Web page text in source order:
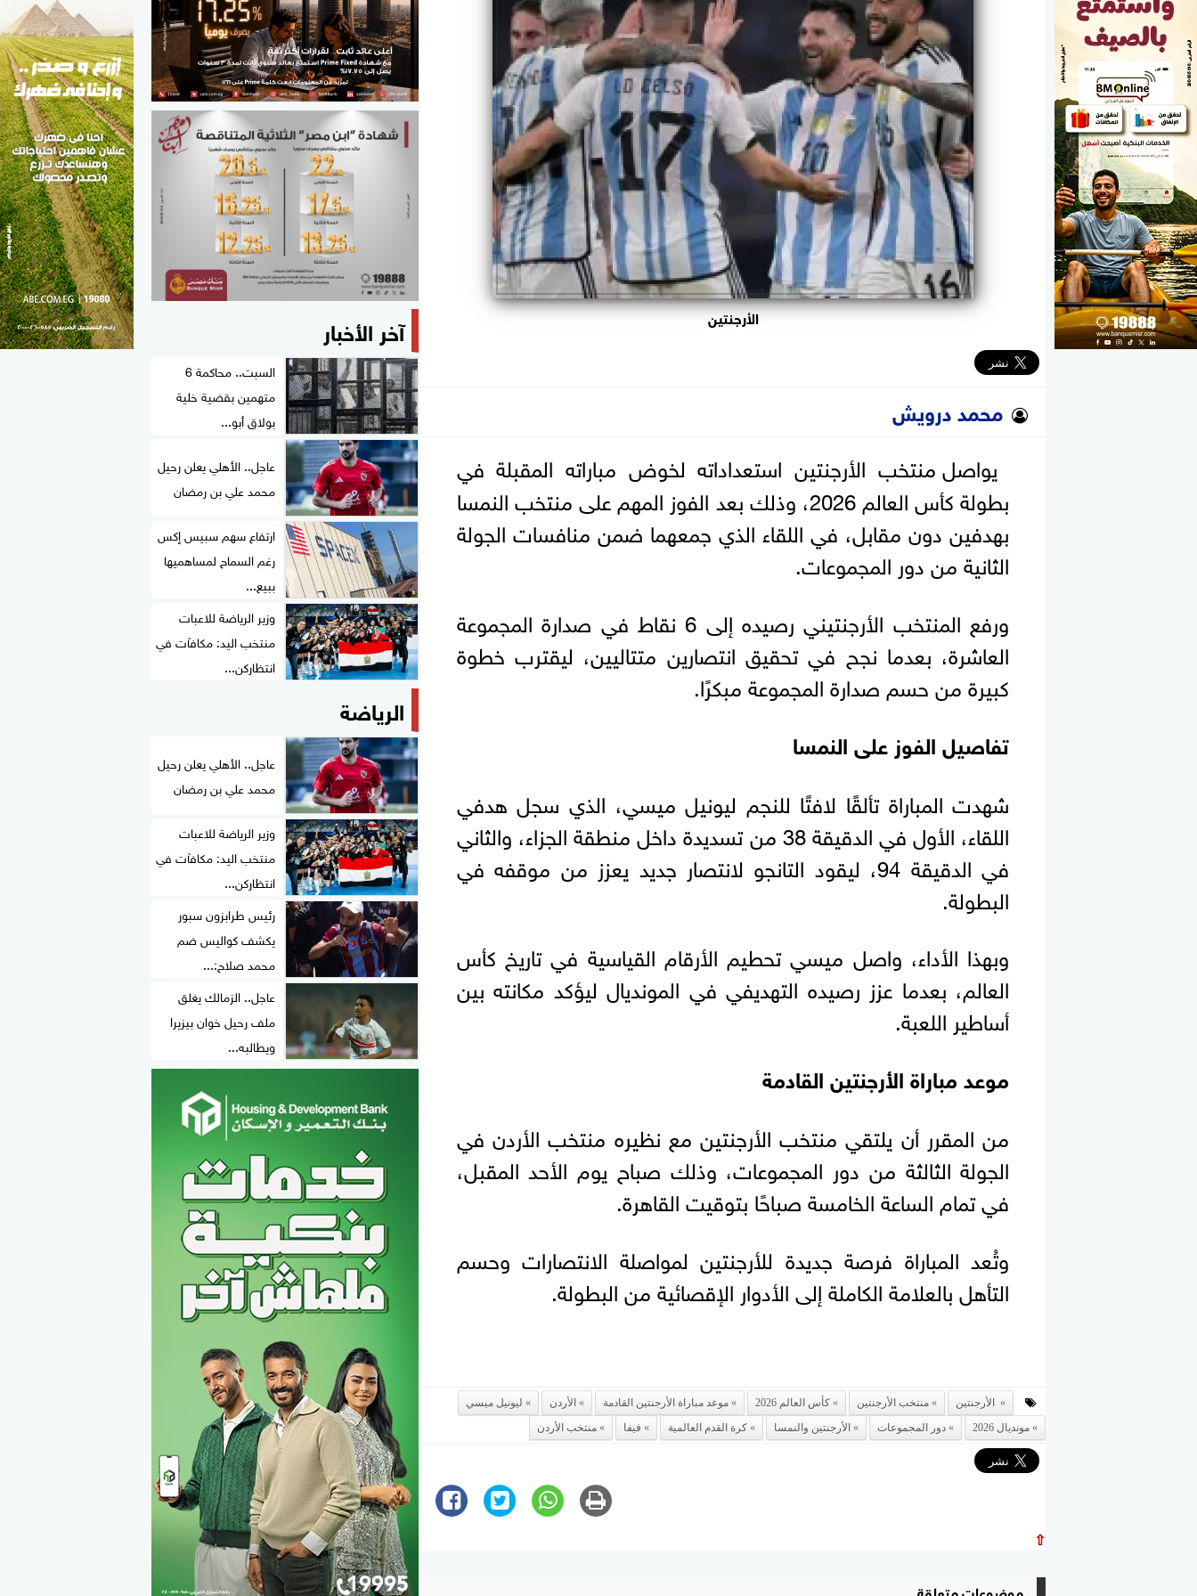
مواهب مصر
الأرجنتين
محمد درويش
يواصل منتخب الأرجنتين استعداداته لخوض مباراته المقبلة في
بطولة كأس العالم 2026، وذلك بعد الفوز المهم على منتخب النمسا
بهدفين دون مقابل، في اللقاء الذي جمعهما ضمن منافسات الجولة
الثانية من دور المجموعات.
ورفع المنتخب الأرجنتيني رصيده إلى 6 نقاط في صدارة المجموعة
العاشرة، بعدما نجح في تحقيق انتصارين متتاليين، ليقترب خطوة
كبيرة من حسم صدارة المجموعة مبكرًا.
تفاصيل الفوز على النمسا
شهدت المباراة تألقًا لافتًا للنجم ليونيل ميسي، الذي سجل هدفي
اللقاء، الأول في الدقيقة 38 من تسديدة داخل منطقة الجزاء، والثاني
في الدقيقة 94، ليقود التانجو لانتصار جديد يعزز من موقفه في
البطولة.
وبهذا الأداء، واصل ميسي تحطيم الأرقام القياسية في تاريخ كأس
العالم، بعدما عزز رصيده التهديفي في المونديال ليؤكد مكانته بين
أساطير اللعبة.
موعد مباراة الأرجنتين القادمة
من المقرر أن يلتقي منتخب الأرجنتين مع نظيره منتخب الأردن في
الجولة الثالثة من دور المجموعات، وذلك صباح يوم الأحد المقبل،
في تمام الساعة الخامسة صباحًا بتوقيت القاهرة.
وتُعد المباراة فرصة جديدة للأرجنتين لمواصلة الانتصارات وحسم
التأهل بالعلامة الكاملة إلى الأدوار الإقصائية من البطولة.
الأرجنتين منتخب الأرجنتين كأس العالم 2026 موعد مباراة الأرجنتين القادمة الأردن
ليونيل ميسي
مونديال 2026
دور المجموعات الأرجنتين والنمسا كرة القدم العالمية فيفا منتخب الأردن
⇧
موضوعات متعلقة
آخر الأخبار
السبت.. محاكمة 6
متهمين بقضية خلية
بولاق أبو...
عاجل.. الأهلي يعلن رحيل
محمد علي بن رمضان
ارتفاع سهم سبيس إكس
رغم السماح لمساهميها
ببيع...
وزير الرياضة للاعبات
منتخب اليد: مكافآت في
انتظاركن...
الرياضة
عاجل.. الأهلي يعلن رحيل
محمد علي بن رمضان
وزير الرياضة للاعبات
منتخب اليد: مكافآت في
انتظاركن...
رئيس طرابزون سبور
يكشف كواليس ضم
محمد صلاح:...
عاجل.. الزمالك يغلق
ملف رحيل خوان بيزيرا
ويطالبه...